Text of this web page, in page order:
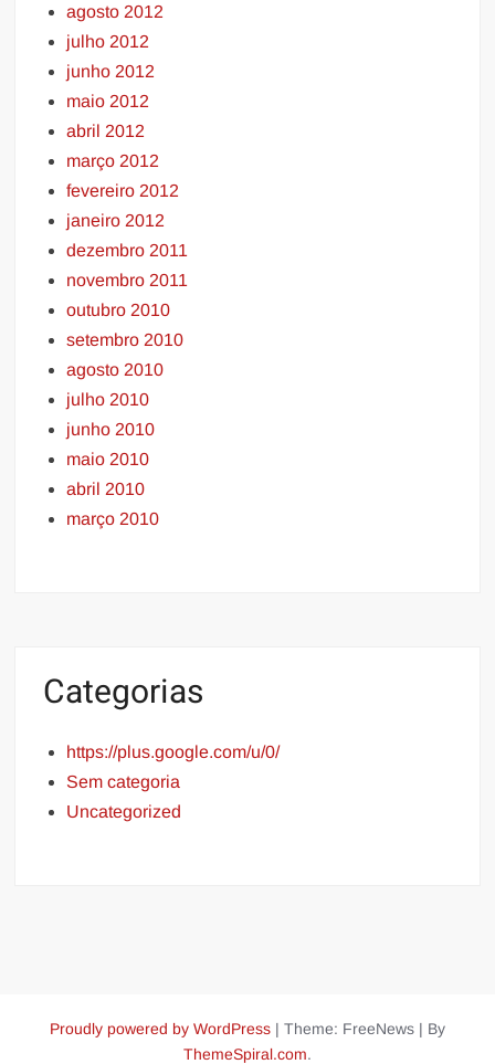
agosto 2012
julho 2012
junho 2012
maio 2012
abril 2012
março 2012
fevereiro 2012
janeiro 2012
dezembro 2011
novembro 2011
outubro 2010
setembro 2010
agosto 2010
julho 2010
junho 2010
maio 2010
abril 2010
março 2010
Categorias
https://plus.google.com/u/0/
Sem categoria
Uncategorized
Proudly powered by WordPress | Theme: FreeNews | By
ThemeSpiral.com.